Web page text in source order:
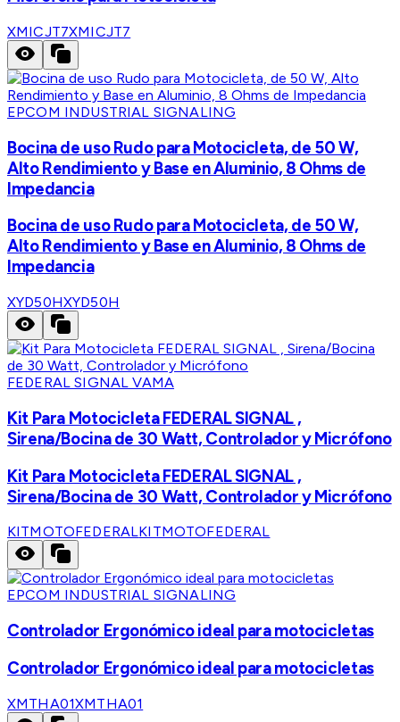
XMICJT7XMICJT7
EPCOM INDUSTRIAL SIGNALING
Bocina de uso Rudo para Motocicleta, de 50 W,
Alto Rendimiento y Base en Aluminio, 8 Ohms de
Impedancia
Bocina de uso Rudo para Motocicleta, de 50 W,
Alto Rendimiento y Base en Aluminio, 8 Ohms de
Impedancia
XYD50HXYD50H
FEDERAL SIGNAL VAMA
Kit Para Motocicleta FEDERAL SIGNAL ,
Sirena/Bocina de 30 Watt, Controlador y Micrófono
Kit Para Motocicleta FEDERAL SIGNAL ,
Sirena/Bocina de 30 Watt, Controlador y Micrófono
KITMOTOFEDERALKITMOTOFEDERAL
EPCOM INDUSTRIAL SIGNALING
Controlador Ergonómico ideal para motocicletas
Controlador Ergonómico ideal para motocicletas
XMTHA01XMTHA01